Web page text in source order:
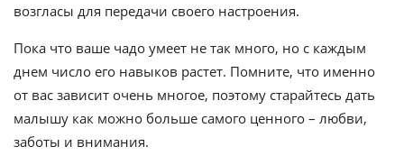
возгласы для передачи своего настроения.
Пока что ваше чадо умеет не так много, но с каждым
днем число его навыков растет. Помните, что именно
от вас зависит очень многое, поэтому старайтесь дать
малышу как можно больше самого ценного – любви,
заботы и внимания.